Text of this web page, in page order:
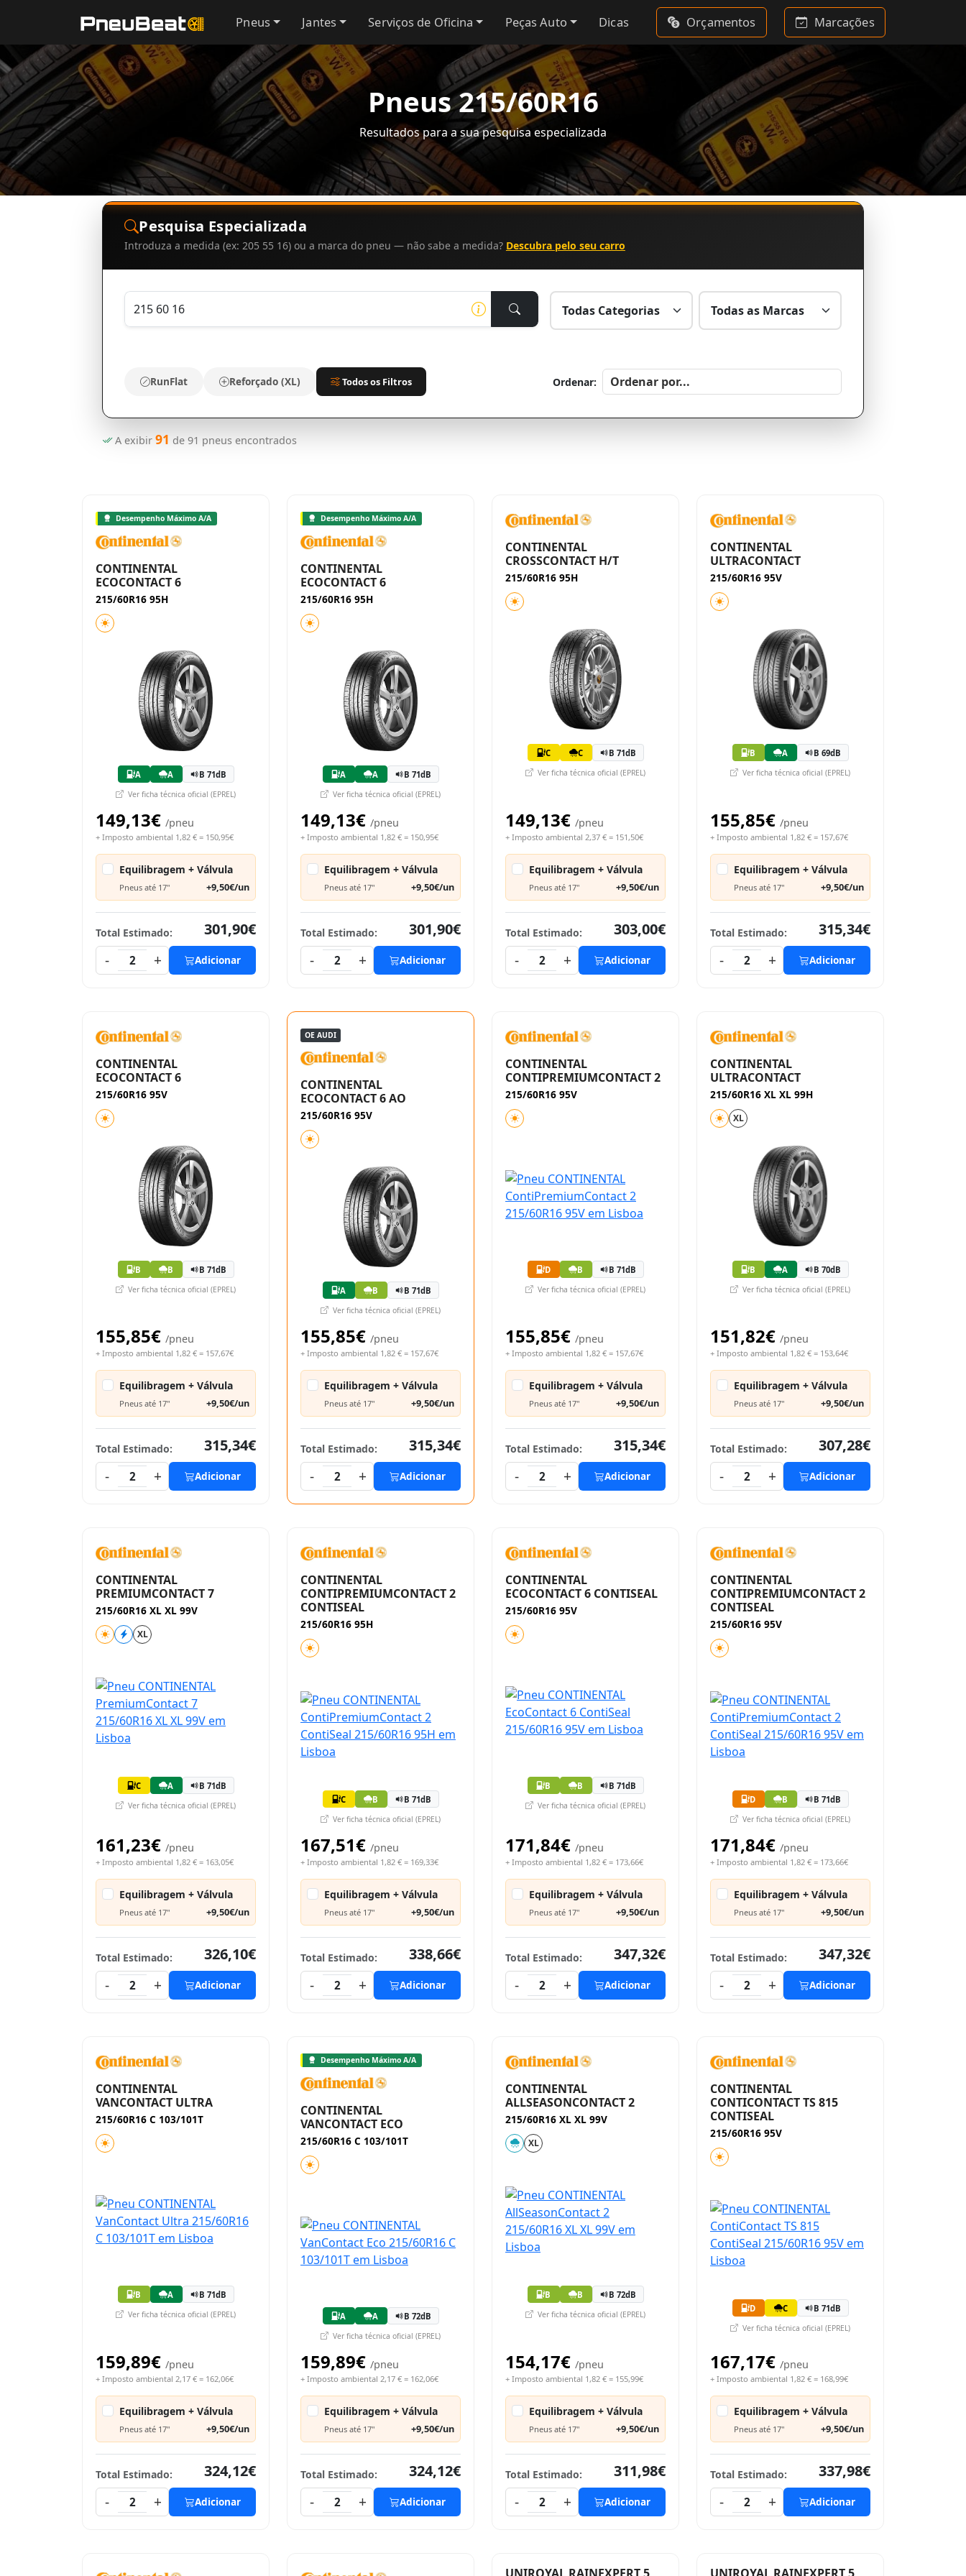
Pneus Jantes Serviços de Oficina Peças Auto Dicas Orçamentos Marcações
Pneus 215/60R16
Resultados para a sua pesquisa especializada
Pesquisa Especializada
Introduza a medida (ex: 205 55 16) ou a marca do pneu — não sabe a medida? Descubra pelo seu carro
RunFlat Reforçado (XL) Todos os Filtros Ordenar:
A exibir 91 de 91 pneus encontrados
Desempenho Máximo A/A
CONTINENTAL
ECOCONTACT 6
215/60R16 95H
A A B 71dB
Ver ficha técnica oficial (EPREL)
149,13€ /pneu
+ Imposto ambiental 1,82 € = 150,95€
Equilibragem + Válvula
Pneus até 17" +9,50€/un
Total Estimado:
301,90€
-
2 + Adicionar
Desempenho Máximo A/A
CONTINENTAL
ECOCONTACT 6
215/60R16 95H
A A B 71dB
Ver ficha técnica oficial (EPREL)
149,13€ /pneu
+ Imposto ambiental 1,82 € = 150,95€
Equilibragem + Válvula
Pneus até 17" +9,50€/un
Total Estimado:
301,90€
-
2 + Adicionar
CONTINENTAL
CROSSCONTACT H/T
215/60R16 95H
C C B 71dB
Ver ficha técnica oficial (EPREL)
149,13€ /pneu
+ Imposto ambiental 2,37 € = 151,50€
Equilibragem + Válvula
Pneus até 17" +9,50€/un
Total Estimado:
303,00€
-
2 + Adicionar
CONTINENTAL
ULTRACONTACT
215/60R16 95V
B A B 69dB
Ver ficha técnica oficial (EPREL)
155,85€ /pneu
+ Imposto ambiental 1,82 € = 157,67€
Equilibragem + Válvula
Pneus até 17" +9,50€/un
Total Estimado:
315,34€
-
2 + Adicionar
CONTINENTAL
ECOCONTACT 6
215/60R16 95V
B B B 71dB
Ver ficha técnica oficial (EPREL)
155,85€ /pneu
+ Imposto ambiental 1,82 € = 157,67€
Equilibragem + Válvula
Pneus até 17" +9,50€/un
Total Estimado:
315,34€
-
2 + Adicionar
OE AUDI
CONTINENTAL
ECOCONTACT 6 AO
215/60R16 95V
A B B 71dB
Ver ficha técnica oficial (EPREL)
155,85€ /pneu
+ Imposto ambiental 1,82 € = 157,67€
Equilibragem + Válvula
Pneus até 17" +9,50€/un
Total Estimado:
315,34€
-
2 + Adicionar
CONTINENTAL
CONTIPREMIUMCONTACT 2
215/60R16 95V
D B B 71dB
Ver ficha técnica oficial (EPREL)
155,85€ /pneu
+ Imposto ambiental 1,82 € = 157,67€
Equilibragem + Válvula
Pneus até 17" +9,50€/un
Total Estimado:
315,34€
-
2 + Adicionar
CONTINENTAL
ULTRACONTACT
215/60R16 XL XL 99H
XL
B A B 70dB
Ver ficha técnica oficial (EPREL)
151,82€ /pneu
+ Imposto ambiental 1,82 € = 153,64€
Equilibragem + Válvula
Pneus até 17" +9,50€/un
Total Estimado:
307,28€
-
2 + Adicionar
CONTINENTAL
PREMIUMCONTACT 7
215/60R16 XL XL 99V
XL
C A B 71dB
Ver ficha técnica oficial (EPREL)
161,23€ /pneu
+ Imposto ambiental 1,82 € = 163,05€
Equilibragem + Válvula
Pneus até 17" +9,50€/un
Total Estimado:
326,10€
-
2 + Adicionar
CONTINENTAL
CONTIPREMIUMCONTACT 2
CONTISEAL
215/60R16 95H
C B B 71dB
Ver ficha técnica oficial (EPREL)
167,51€ /pneu
+ Imposto ambiental 1,82 € = 169,33€
Equilibragem + Válvula
Pneus até 17" +9,50€/un
Total Estimado:
338,66€
-
2 + Adicionar
CONTINENTAL
ECOCONTACT 6 CONTISEAL
215/60R16 95V
B B B 71dB
Ver ficha técnica oficial (EPREL)
171,84€ /pneu
+ Imposto ambiental 1,82 € = 173,66€
Equilibragem + Válvula
Pneus até 17" +9,50€/un
Total Estimado:
347,32€
-
2 + Adicionar
CONTINENTAL
CONTIPREMIUMCONTACT 2
CONTISEAL
215/60R16 95V
D B B 71dB
Ver ficha técnica oficial (EPREL)
171,84€ /pneu
+ Imposto ambiental 1,82 € = 173,66€
Equilibragem + Válvula
Pneus até 17" +9,50€/un
Total Estimado:
347,32€
-
2 + Adicionar
CONTINENTAL
VANCONTACT ULTRA
215/60R16 C 103/101T
B A B 71dB
Ver ficha técnica oficial (EPREL)
159,89€ /pneu
+ Imposto ambiental 2,17 € = 162,06€
Equilibragem + Válvula
Pneus até 17" +9,50€/un
Total Estimado:
324,12€
-
2 + Adicionar
Desempenho Máximo A/A
CONTINENTAL
VANCONTACT ECO
215/60R16 C 103/101T
A A B 72dB
Ver ficha técnica oficial (EPREL)
159,89€ /pneu
+ Imposto ambiental 2,17 € = 162,06€
Equilibragem + Válvula
Pneus até 17" +9,50€/un
Total Estimado:
324,12€
-
2 + Adicionar
CONTINENTAL
ALLSEASONCONTACT 2
215/60R16 XL XL 99V
XL
B B B 72dB
Ver ficha técnica oficial (EPREL)
154,17€ /pneu
+ Imposto ambiental 1,82 € = 155,99€
Equilibragem + Válvula
Pneus até 17" +9,50€/un
Total Estimado:
311,98€
-
2 + Adicionar
CONTINENTAL
CONTICONTACT TS 815
CONTISEAL
215/60R16 95V
D C B 71dB
Ver ficha técnica oficial (EPREL)
167,17€ /pneu
+ Imposto ambiental 1,82 € = 168,99€
Equilibragem + Válvula
Pneus até 17" +9,50€/un
Total Estimado:
337,98€
-
2 + Adicionar